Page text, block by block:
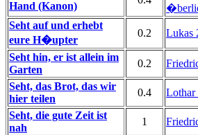
Hand (Kanon)
Seht auf und erhebt
eure H�upter
0.2 Lukas
Seht hin, er ist allein im
Garten
0.2
Seht, das Brot, das wir
hier teilen
0.4 Lothar
Seht, die gute Zeit ist
nah
1